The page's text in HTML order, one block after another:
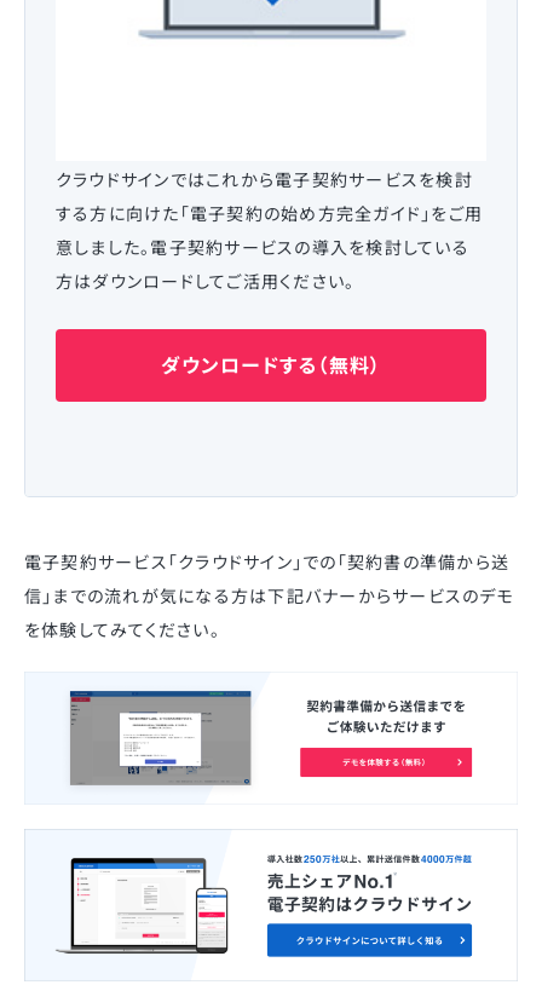
クラウドサインではこれから電子契約サービスを検討
する方に向けた「電子契約の始め方完全ガイド」をご用
意しました。電子契約サービスの導入を検討している
方はダウンロードしてご活用ください。
ダウンロードする（無料）
電子契約サービス「クラウドサイン」での「契約書の準備から送
信」までの流れが気になる方は下記バナーからサービスのデモ
を体験してみてください。